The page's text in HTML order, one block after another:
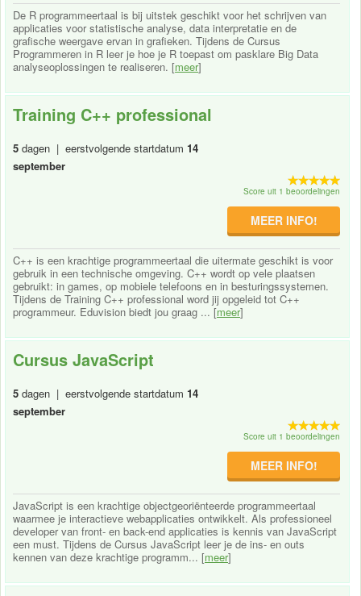
De R programmeertaal is bij uitstek geschikt voor het schrijven van
applicaties voor statistische analyse, data interpretatie en de
grafische weergave ervan in grafieken. Tijdens de Cursus
Programmeren in R leer je hoe je R toepast om pasklare Big Data
analyseoplossingen te realiseren. [meer]
Training C++ professional
5 dagen | eerstvolgende startdatum 14
september
Score uit 1 beoordelingen
MEER INFO!
C++ is een krachtige programmeertaal die uitermate geschikt is voor
gebruik in een technische omgeving. C++ wordt op vele plaatsen
gebruikt: in games, op mobiele telefoons en in besturingssystemen.
Tijdens de Training C++ professional word jij opgeleid tot C++
programmeur. Eduvision biedt jou graag ... [meer]
Cursus JavaScript
5 dagen | eerstvolgende startdatum 14
september
Score uit 1 beoordelingen
MEER INFO!
JavaScript is een krachtige objectgeoriënteerde programmeertaal
waarmee je interactieve webapplicaties ontwikkelt. Als professioneel
developer van front- en back-end applicaties is kennis van JavaScript
een must. Tijdens de Cursus JavaScript leer je de ins- en outs
kennen van deze krachtige programm... [meer]